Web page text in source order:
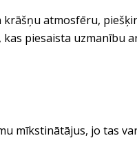
atmosfēru,
piesaista uzmanību
mīkstinātājus, jo tas